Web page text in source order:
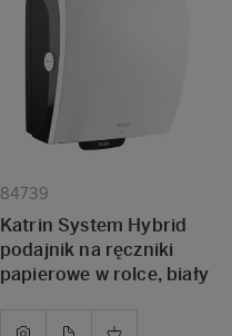
84739
Katrin System Hybrid
podajnik na ręczniki
papierowe w rolce, biały